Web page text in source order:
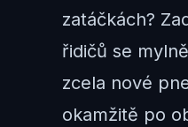
zatáčkách?
řidičů se
zcela nové
okamžitě po